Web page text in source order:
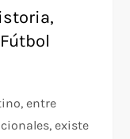
entre
existe